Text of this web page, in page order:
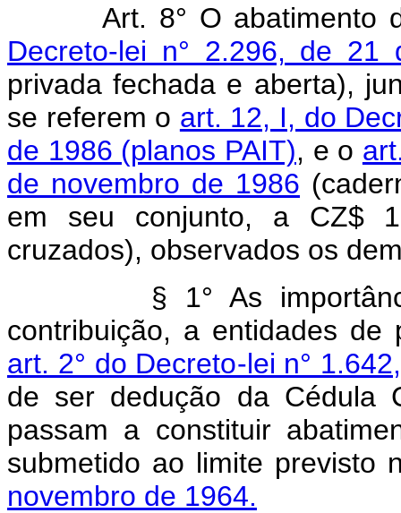
Art. 8° O abatimento
Decreto-lei n° 2.296, de 21
privada fechada e aberta),
se referem o art. 12, I, do
de 1986 (planos PAIT), e o
de novembro de 1986
em seu conjunto, a CZ$
cruzados), observados os
§ 1° As
contribuição, a entidades de
art. 2° do Decreto-lei n°
de ser dedução da Cédula
passam a constituir
submetido ao limite previsto
novembro de 1964.